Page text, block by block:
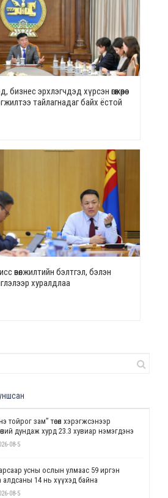
эрхлэгчдэд хүрсэн өгөөжөөрөө
тайлагнадаг байх ёстой
өвөлжилтийн бэлтгэл, бэлэн
хуралдлаа
тойрог зам” төсөл хэрэгжсэнээр
дундаж хурд 23.3 хувиар нэмэгдэнэ
08-5
усны ослын улмаас 59 иргэн
алдсаны 14 нь хүүхэд байна
08-5